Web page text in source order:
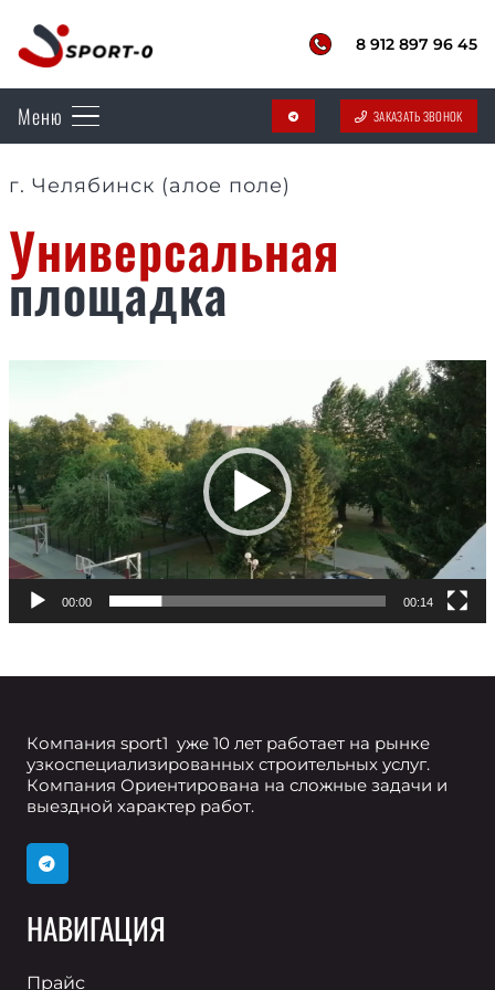
8 912 897 96 45
Меню telegram ЗАКАЗАТЬ ЗВОНОК
г. Челябинск (алое поле)
Универсальная
площадка
00:00 00:14
Компания sport1 уже 10 лет работает на рынке
узкоспециализированных строительных услуг.
Компания Ориентирована на сложные задачи и
выездной характер работ.
НАВИГАЦИЯ
Прайс